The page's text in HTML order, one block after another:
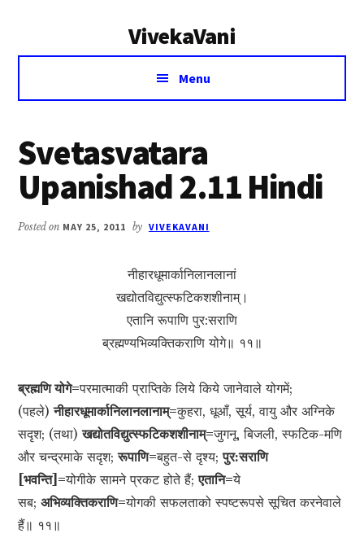
VivekaVani
Voice
Vivekananda
Menu
Svetasvatara
Upanishad 2.11 Hindi
Posted on MAY 25, 2011 by VIVEKAVANI
नीहारधूमार्कानिलानलानां
खद्योतविद्युत्स्फटिकशशीनाम्।
एतानि रूपाणि पुर:सराणि
ब्रह्मण्यभिव्यक्तिकराणि योगे॥ ११॥
ब्रह्मणि योगे=परमात्माकी प्राप्तिके लिये किये जानेवाले योगमें;
(पहले)नीहारधूमार्कानिलानलानाम्=कुहरा, धूआँ, सूर्य, वायु और अग्निके
सदृश; (तथा)खद्योतविद्युत्स्फटिकशशीनाम्=जुगनू, बिजली, स्फटिक-मणि
और चन्द्रमाके सदृश;रूपाणि=बहुत-से दृश्य;पुर:सराणि
[भवन्ति]=योगीके सामने प्रकट होते हैं;एतानि=ये
सब;अभिव्यक्तिकराणि=योगकी सफलताको स्पष्टरूपसे सूचित करनेवाले
हैं॥ ११॥